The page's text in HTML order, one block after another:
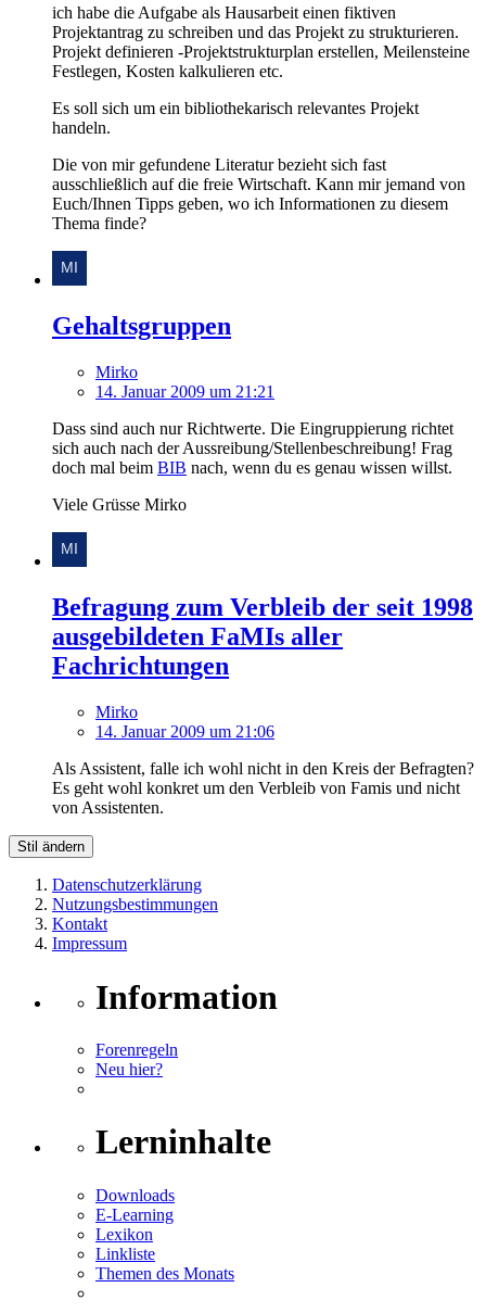
ich habe die Aufgabe als Hausarbeit einen fiktiven
Projektantrag zu schreiben und das Projekt zu strukturieren.
Projekt definieren -Projektstrukturplan erstellen, Meilensteine
Festlegen, Kosten kalkulieren etc.
Es soll sich um ein bibliothekarisch relevantes Projekt
handeln.
Die von mir gefundene Literatur bezieht sich fast
ausschließlich auf die freie Wirtschaft. Kann mir jemand von
Euch/Ihnen Tipps geben, wo ich Informationen zu diesem
Thema finde?
Gehaltsgruppen
Mirko
14. Januar 2009 um 21:21
Dass sind auch nur Richtwerte. Die Eingruppierung richtet
sich auch nach der Aussreibung/Stellenbeschreibung! Frag
doch mal beim BIB nach, wenn du es genau wissen willst.
Viele Grüsse Mirko
Befragung zum Verbleib der seit 1998
ausgebildeten FaMIs aller
Fachrichtungen
Mirko
14. Januar 2009 um 21:06
Als Assistent, falle ich wohl nicht in den Kreis der Befragten?
Es geht wohl konkret um den Verbleib von Famis und nicht
von Assistenten.
Stil ändern
Datenschutzerklärung
Nutzungsbestimmungen
Kontakt
Impressum
Information
Forenregeln
Neu hier?
Lerninhalte
Downloads
E-Learning
Lexikon
Linkliste
Themen des Monats